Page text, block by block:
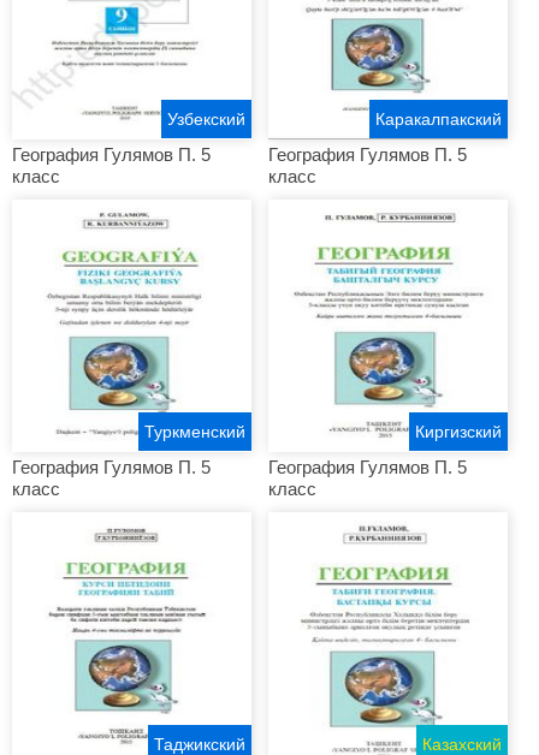
География Гулямов П. 5
класс
Узбекский
География Гулямов П. 5
класс
Каракалпакский
География Гулямов П. 5
класс
Туркменский
География Гулямов П. 5
класс
Киргизский
Таджикский Казахский